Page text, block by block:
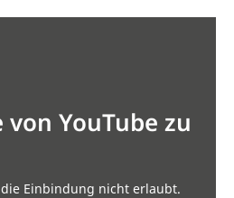
YouTube zu
Einbindung nicht erlaubt.